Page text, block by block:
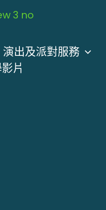
演出及派對服務
片